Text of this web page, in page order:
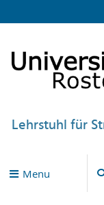
Lehrstuhl für
Menu